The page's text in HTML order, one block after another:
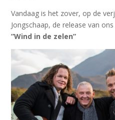
Vandaag is het zover, op de
Jongschaap, de release van
”Wind in de zelen”